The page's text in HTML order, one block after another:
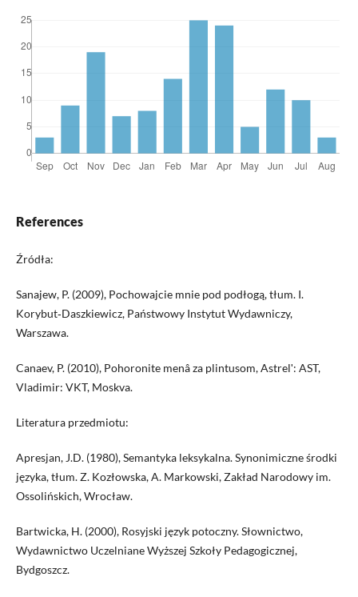
References
Źródła:
Sanajew, P. (2009), Pochowajcie mnie pod podłogą, tłum. I.
Korybut‑Daszkiewicz, Państwowy Instytut Wydawniczy,
Warszawa.
Canaev, P. (2010), Pohoronite menâ za plintusom, Astrelʹ: AST,
Vladimir: VKT, Moskva.
Literatura przedmiotu:
Apresjan, J.D. (1980), Semantyka leksykalna. Synonimiczne środki
języka, tłum. Z. Kozłowska, A. Markowski, Zakład Narodowy im.
Ossolińskich, Wrocław.
Bartwicka, H. (2000), Rosyjski język potoczny. Słownictwo,
Wydawnictwo Uczelniane Wyższej Szkoły Pedagogicznej,
Bydgoszcz.